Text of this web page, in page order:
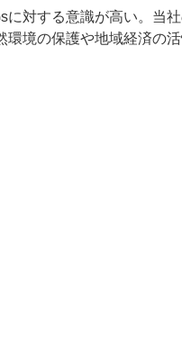
に対する意識が高い。
境の保護や地域経済の